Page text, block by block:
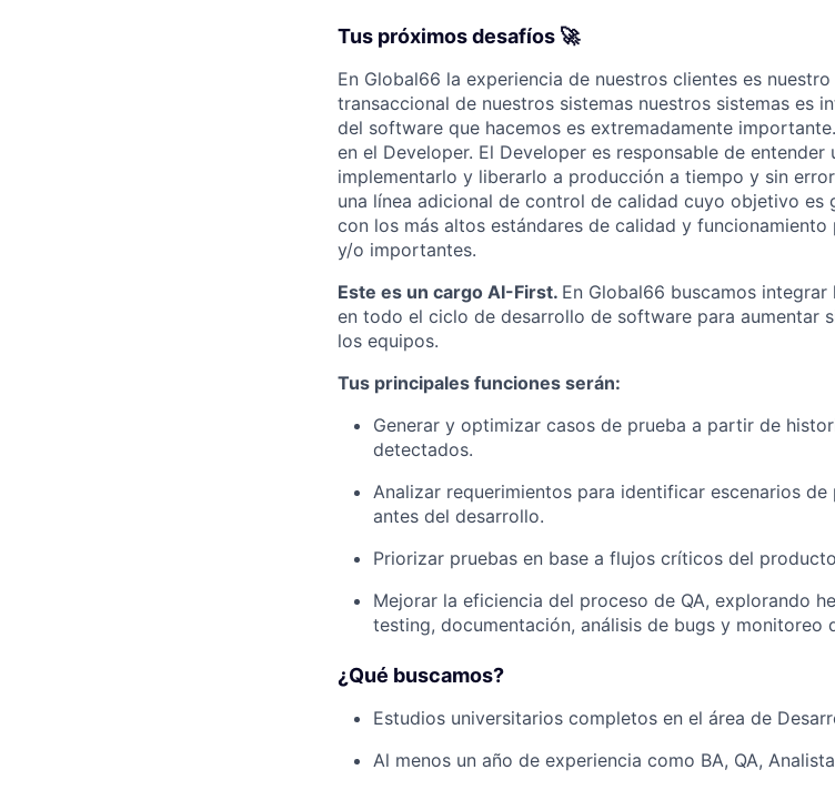
Tus próximos desafíos 🚀
En Global66 la experiencia de nuestros clientes es
transaccional de nuestros sistemas nuestros sistemas es
del software que hacemos es extremadamente
en el Developer. El Developer es responsable de
implementarlo y liberarlo a producción a tiempo y sin
una línea adicional de control de calidad cuyo objetivo es
con los más altos estándares de calidad y
y/o importantes.
Este es un cargo AI-First. En Global66 buscamos
en todo el ciclo de desarrollo de software para aumentar
los equipos.
Tus principales funciones serán:
Generar y optimizar casos de prueba a partir de
detectados.
Analizar requerimientos para identificar escenarios
antes del desarrollo.
Priorizar pruebas en base a flujos críticos del
Mejorar la eficiencia del proceso de QA, explorando
testing, documentación, análisis de bugs y monitoreo
¿Qué buscamos?
Estudios universitarios completos en el área de
Al menos un año de experiencia como BA, QA,